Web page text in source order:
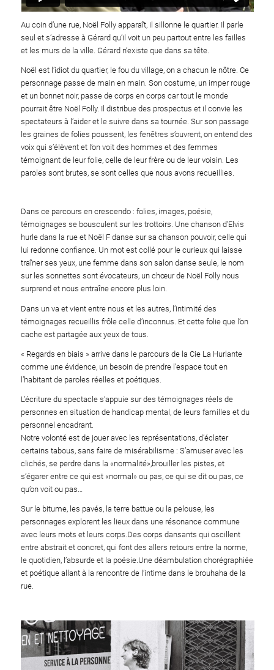
Au coin d’une rue, Noël Folly apparaît, il sillonne le quartier. Il parle
seul et s’adresse à Gérard qu’il voit un peu partout entre les failles
et les murs de la ville. Gérard n’existe que dans sa tête.
Noël est l’idiot du quartier, le fou du village, on a chacun le nôtre. Ce
personnage passe de main en main. Son costume, un imper rouge
et un bonnet noir, passe de corps en corps car tout le monde
pourrait être Noël Folly. Il distribue des prospectus et il convie les
spectateurs à l’aider et le suivre dans sa tournée. Sur son passage
les graines de folies poussent, les fenêtres s’ouvrent, on entend des
voix qui s’élèvent et l’on voit des hommes et des femmes
témoignant de leur folie, celle de leur frère ou de leur voisin. Les
paroles sont brutes, se sont celles que nous avons recueillies.
Dans ce parcours en crescendo : folies, images, poésie,
témoignages se bousculent sur les trottoirs. Une chanson d’Elvis
hurle dans la rue et Noël F danse sur sa chanson pouvoir, celle qui
lui redonne confiance. Un mot est collé pour le curieux qui laisse
traîner ses yeux, une femme dans son salon danse seule, le nom
sur les sonnettes sont évocateurs, un chœur de Noël Folly nous
surprend et nous entraîne encore plus loin.
Dans un va et vient entre nous et les autres, l’intimité des
témoignages recueillis frôle celle d’inconnus. Et cette folie que l’on
cache est partagée aux yeux de tous.
« Regards en biais » arrive dans le parcours de la Cie La Hurlante
comme une évidence, un besoin de prendre l’espace tout en
l’habitant de paroles réelles et poétiques.
L’écriture du spectacle s’appuie sur des témoignages réels de
personnes en situation de handicap mental, de leurs familles et du
personnel encadrant.
Notre volonté est de jouer avec les représentations, d’éclater
certains tabous, sans faire de misérabilisme : S’amuser avec les
clichés, se perdre dans la «normalité»,brouiller les pistes, et
s’égarer entre ce qui est «normal» ou pas, ce qui se dit ou pas, ce
qu’on voit ou pas…
Sur le bitume, les pavés, la terre battue ou la pelouse, les
personnages explorent les lieux dans une résonance commune
avec leurs mots et leurs corps.Des corps dansants qui oscillent
entre abstrait et concret, qui font des allers retours entre la norme,
le quotidien, l’absurde et la poésie.Une déambulation chorégraphiée
et poétique allant à la rencontre de l’intime dans le brouhaha de la
rue.